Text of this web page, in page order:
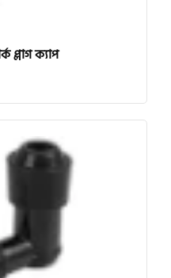
প্লাগ ক্যাপ